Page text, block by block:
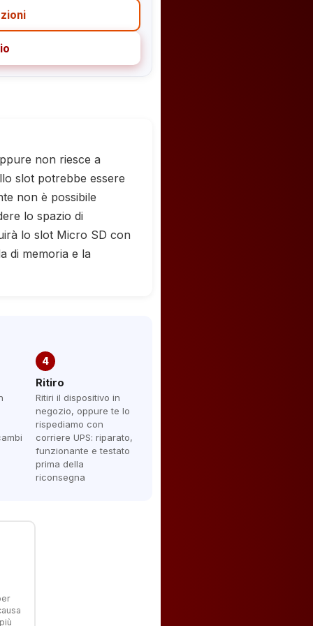
non riesce a
slot potrebbe essere
non è possibile
lo spazio di
lo slot Micro SD con
di memoria e la
4
Ritiro
Ritiri il dispositivo in
negozio, oppure te lo
rispediamo con
corriere UPS: riparato,
funzionante e testato
prima della
riconsegna